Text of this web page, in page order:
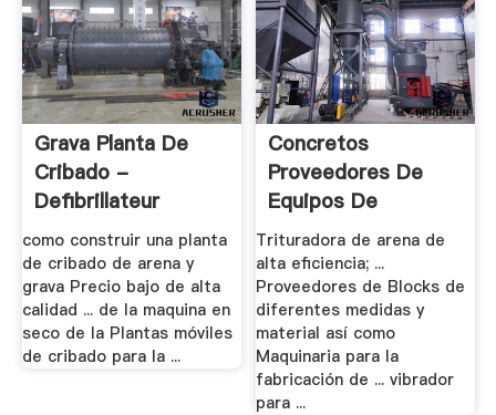
Grava Planta De
Cribado -
Defibrillateur
como construir una planta
de cribado de arena y
grava Precio bajo de alta
calidad ... de la maquina en
seco de la Plantas móviles
de cribado para la ...
Concretos
Proveedores De
Equipos De
Trituracion ...
Trituradora de arena de
alta eficiencia; ...
Proveedores de Blocks de
diferentes medidas y
material así como
Maquinaria para la
fabricación de ... vibrador
para ...